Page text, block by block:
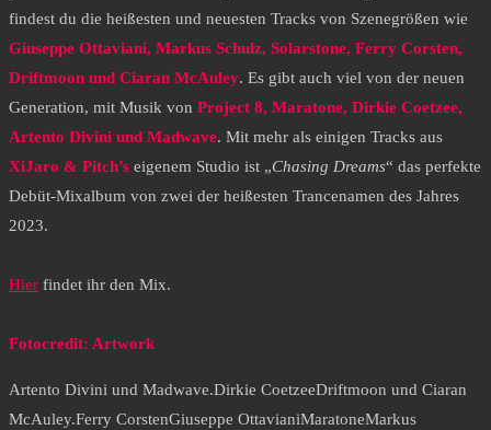
findest du die heißesten und neuesten Tracks von Szenegrößen wie
Giuseppe Ottaviani, Markus Schulz, Solarstone, Ferry Corsten,
Driftmoon und Ciaran McAuley. Es gibt auch viel von der neuen
Generation, mit Musik von Project 8, Maratone, Dirkie Coetzee,
Artento Divini und Madwave. Mit mehr als einigen Tracks aus
XiJaro & Pitch’s eigenem Studio ist „Chasing Dreams“ das perfekte
Debüt-Mixalbum von zwei der heißesten Trancenamen des Jahres
2023.
Hier findet ihr den Mix.
Fotocredit: Artwork
Artento Divini und Madwave.Dirkie CoetzeeDriftmoon und Ciaran
McAuley.Ferry CorstenGiuseppe OttavianiMaratoneMarkus